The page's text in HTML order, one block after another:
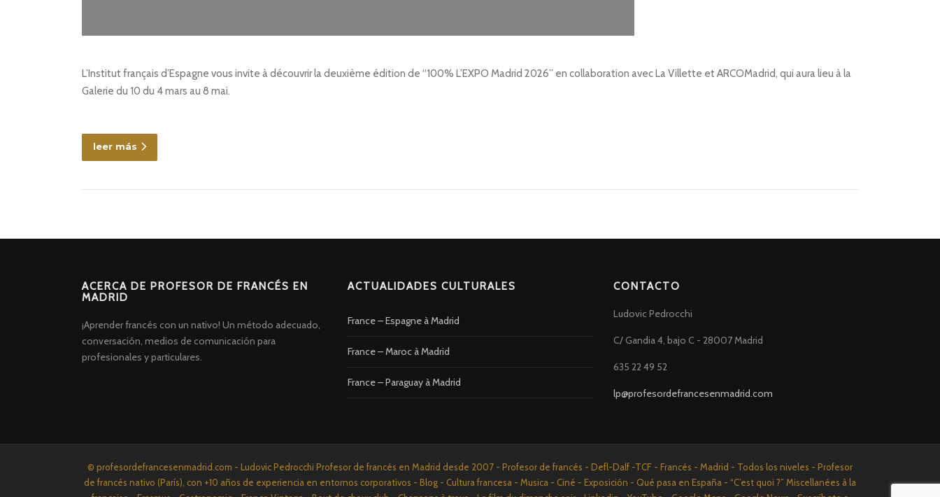
L’Institut français d’Espagne vous invite à découvrir la deuxième édition de “100% L’EXPO Madrid 2026” en collaboration avec La Villette et ARCOMadrid, qui aura lieu à la
Galerie du 10 du 4 mars au 8 mai.
leer más
ACERCA DE PROFESOR DE FRANCÉS EN
MADRID
¡Aprender francés con un nativo! Un método adecuado,
conversación, medios de comunicación para
profesionales y particulares.
ACTUALIDADES CULTURALES
France – Espagne à Madrid
France – Maroc à Madrid
France – Paraguay à Madrid
CONTACTO
Ludovic Pedrocchi
C/ Gandia 4, bajo C - 28007 Madrid
635 22 49 52
lp@profesordefrancesenmadrid.com
© profesordefrancesenmadrid.com - Ludovic Pedrocchi Profesor de francés en Madrid desde 2007 - Profesor de francés - Defl-Dalf -TCF - Francés - Madrid - Todos los niveles - Profesor
de francés nativo (París), con +10 años de experiencia en entornos corporativos - Blog - Cultura francesa - Musica - Ciné - Exposición - Qué pasa en España - “C’est quoi ?” Miscellanées à la
Screenr
parallax